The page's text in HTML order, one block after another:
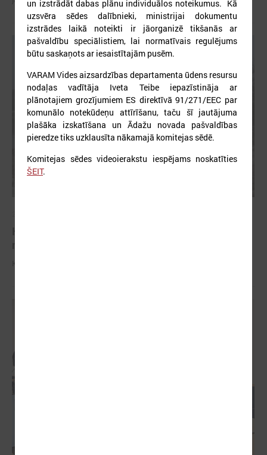
un izstrādāt dabas plānu individuālos noteikumus. Kā
uzsvēra sēdes dalībnieki, ministrijai dokumentu
izstrādes laikā noteikti ir jāorganizē tikšanās ar
pašvaldību speciālistiem, lai normatīvais regulējums
būtu saskaņots ar iesaistītajām pusēm.
VARAM Vides aizsardzības departamenta ūdens resursu
nodaļas vadītāja Iveta Teibe iepazīstināja ar
plānotajiem grozījumiem ES direktīvā 91/271/EEC par
komunālo notekūdeņu attīrīšanu, taču šī jautājuma
plašāka izskatīšana un Ādažu novada pašvaldības
pieredze tiks uzklausīta nākamajā komitejas sēdē.
Komitejas sēdes videoierakstu iespējams noskatīties
ŠEIT.